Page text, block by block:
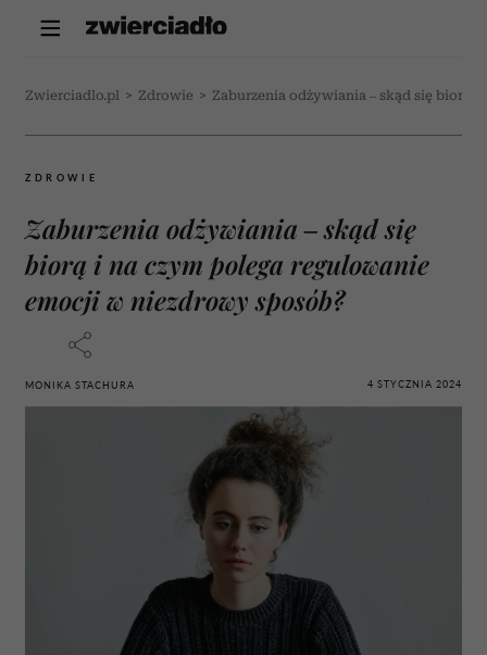
Zwierciadlo.pl > Zdrowie > Zaburzenia odżywiania – skąd się biorą
ZDROWIE
Zaburzenia odżywiania – skąd się
biorą i na czym polega regulowanie
emocji w niezdrowy sposób?
MONIKA STACHURA 4 STYCZNIA 2024